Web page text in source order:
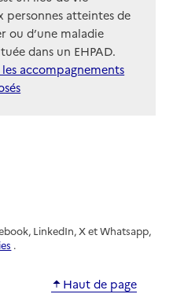
atteintes de
ou d’une maladie
dans un EHPAD.
accompagnements
sur X
LinkedIn, X et Whatsapp,
.
Haut de page